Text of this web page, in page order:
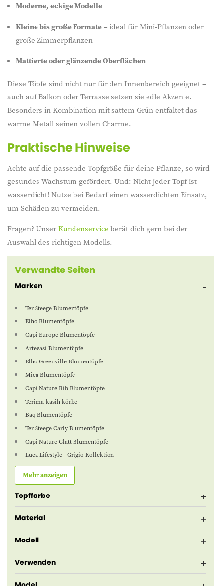
Moderne, eckige Modelle
Kleine bis große Formate– ideal für Mini-Pflanzen oder
große Zimmerpflanzen
Mattierte oder glänzende Oberflächen
Diese Töpfe sind nicht nur für den Innenbereich geeignet –
auch auf Balkon oder Terrasse setzen sie edle Akzente.
Besonders in Kombination mit sattem Grün entfaltet das
warme Metall seinen vollen Charme.
Praktische Hinweise
Achte auf die passende Topfgröße für deine Pflanze, so wird
gesundes Wachstum gefördert. Und: Nicht jeder Topf ist
wasserdicht! Nutze bei Bedarf einen wasserdichten Einsatz,
um Schäden zu vermeiden.
Fragen? UnserKundenservice berät dich gern bei der
Auswahl des richtigen Modells.
Verwandte Seiten
Marken
Ter Steege Blumentöpfe
Elho Blumentöpfe
Capi Europe Blumentöpfe
Artevasi Blumentöpfe
Elho Greenville Blumentöpfe
Mica Blumentöpfe
Capi Nature Rib Blumentöpfe
Terima-kasih körbe
Baq Blumentöpfe
Ter Steege Carly Blumentöpfe
Capi Nature Glatt Blumentöpfe
Luca Lifestyle - Grigio Kollektion
Mehr anzeigen
Topffarbe
Material
Modell
Verwenden